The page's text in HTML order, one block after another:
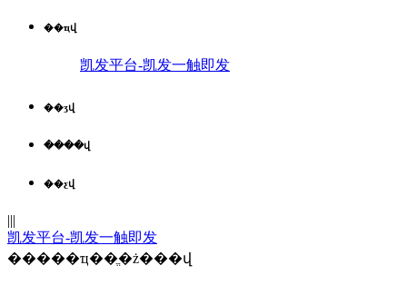
��ҵվ
凯发平台-凯发一触即发
��ʒվ
����վ
��ƹվ
|||
凯发平台-凯发一触即发
�����ҵ��ֱ�ż���վ